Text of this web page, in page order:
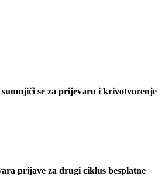
se za prijevaru i krivotvorenje
prijave za drugi ciklus besplatne